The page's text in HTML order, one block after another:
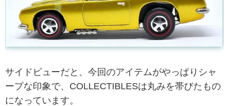
サイドビューだと、今回のアイテムがやっぱりシャ
ープな印象で、COLLECTIBLESは丸みを帯びたもの
になっています。